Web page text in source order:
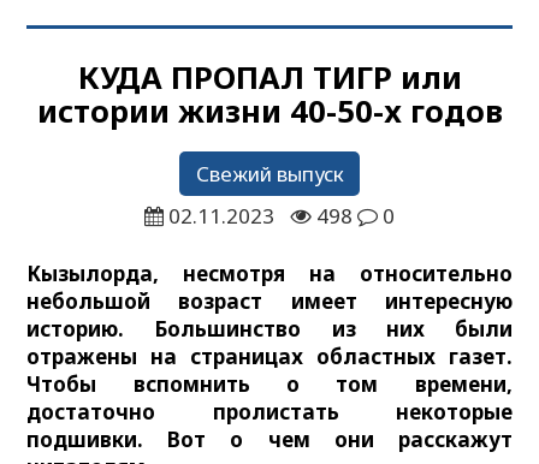
КУДА ПРОПАЛ ТИГР или
истории жизни 40-50-х годов
Свежий выпуск
02.11.2023
498 0
Кызылорда, несмотря на относительно
небольшой возраст имеет интересную
историю. Большинство из них были
отражены на страницах областных газет.
Чтобы вспомнить о том времени,
достаточно пролистать некоторые
подшивки. Вот о чем они расскажут